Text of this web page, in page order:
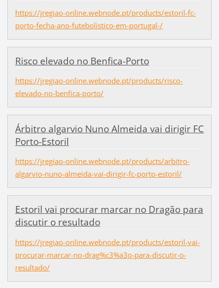
https://jregiao-online.webnode.pt/products/estoril-fc-
porto-fecha-ano-futebolistico-em-portugal-/
Risco elevado no Benfica-Porto
https://jregiao-online.webnode.pt/products/risco-
elevado-no-benfica-porto/
Árbitro algarvio Nuno Almeida vai dirigir FC
Porto-Estoril
https://jregiao-online.webnode.pt/products/arbitro-
algarvio-nuno-almeida-vai-dirigir-fc-porto-estoril/
Estoril vai procurar marcar no Dragão para
discutir o resultado
https://jregiao-online.webnode.pt/products/estoril-vai-
procurar-marcar-no-drag%c3%a3o-para-discutir-o-
resultado/